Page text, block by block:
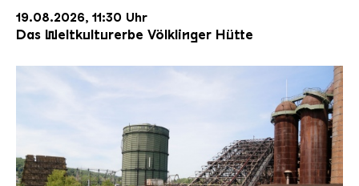
19.08.2026, 11:30 Uhr
Das Weltkulturerbe Völklinger Hütte